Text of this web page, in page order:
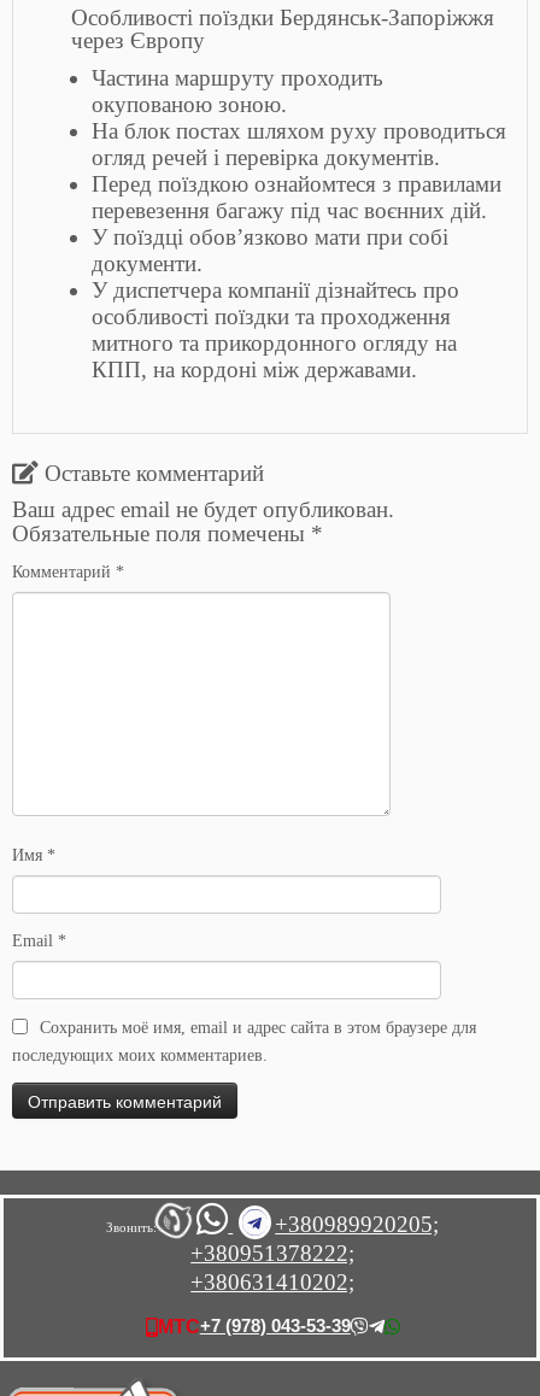
1
Особливості поїздки Бердянськ-Запоріжжя
через Європу
Частина маршруту проходить
окупованою зоною.
На блок постах шляхом руху проводиться
огляд речей і перевірка документів.
Перед поїздкою ознайомтеся з правилами
перевезення багажу під час воєнних дій.
У поїздці обов’язково мати при собі
документи.
У диспетчера компанії дізнайтесь про
особливості поїздки та проходження
митного та прикордонного огляду на
КПП, на кордоні між державами.
Оставьте комментарий
Ваш адрес email не будет опубликован.
Обязательные поля помечены *
Комментарий *
Имя *
Email *
Сохранить моё имя, email и адрес сайта в этом браузере для
последующих моих комментариев.
Звонить:
+380989920205;
+380951378222;
+380631410202;
МТС+7 (978) 043-53-39